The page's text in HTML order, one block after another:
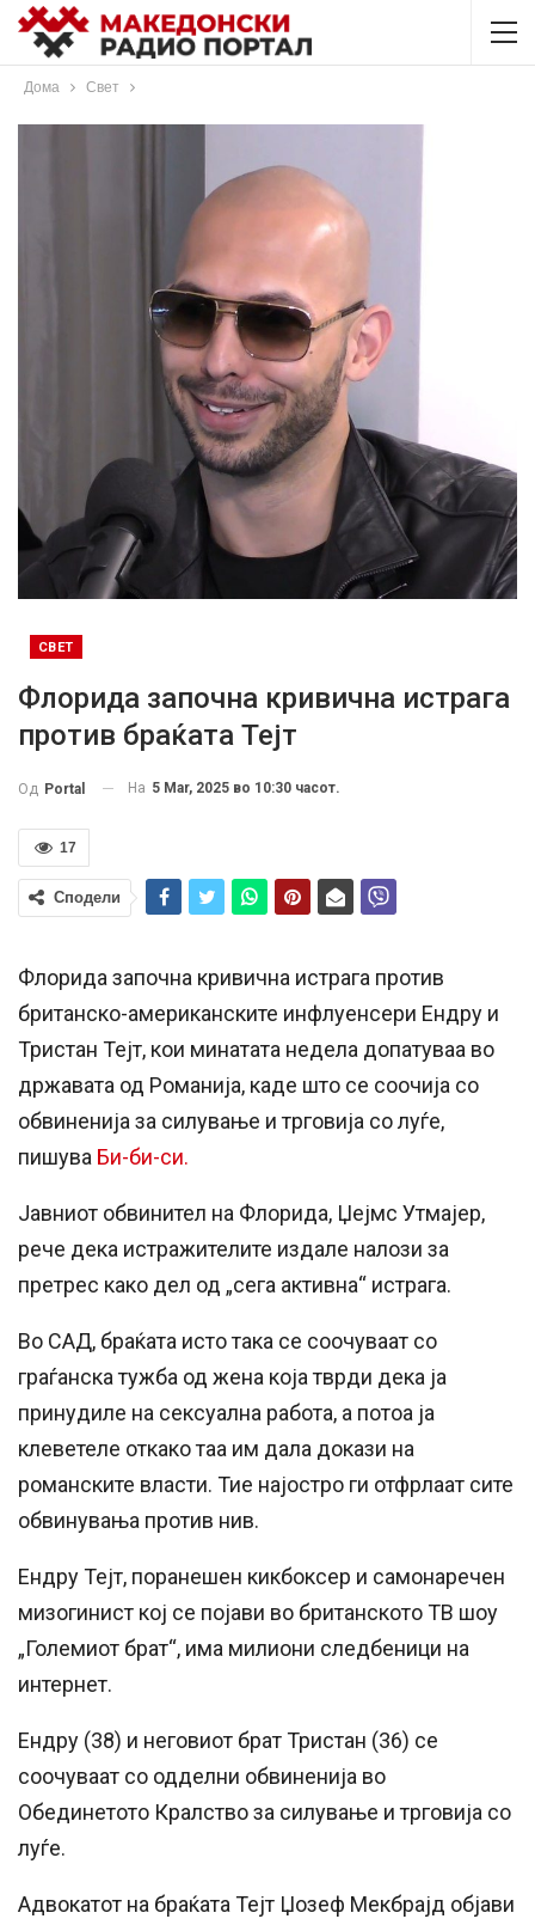
Дома Свет
СВЕТ
Флорида започна кривична истрага
против браќата Тејт
Од Portal На 5 Mar, 2025 во 10:30 часот.
17
Сподели
Флорида започна кривична истрага против
британско-американските инфлуенсери Ендру и
Тристан Тејт, кои минатата недела допатуваа во
државата од Романија, каде што се соочија со
обвиненија за силување и трговија со луѓе,
пишува Би-би-си.
Јавниот обвинител на Флорида, Џејмс Утмајер,
рече дека истражителите издале налози за
претрес како дел од „сега активна“ истрага.
Во САД, браќата исто така се соочуваат со
граѓанска тужба од жена која тврди дека ја
принудиле на сексуална работа, а потоа ја
клеветеле откако таа им дала докази на
романските власти. Тие најостро ги отфрлаат сите
обвинувања против нив.
Ендру Тејт, поранешен кикбоксер и самонаречен
мизогинист кој се појави во британското ТВ шоу
„Големиот брат“, има милиони следбеници на
интернет.
Ендру (38) и неговиот брат Тристан (36) се
соочуваат со одделни обвиненија во
Обединетото Кралство за силување и трговија со
луѓе.
Адвокатот на браќата Тејт Џозеф Мекбрајд објави